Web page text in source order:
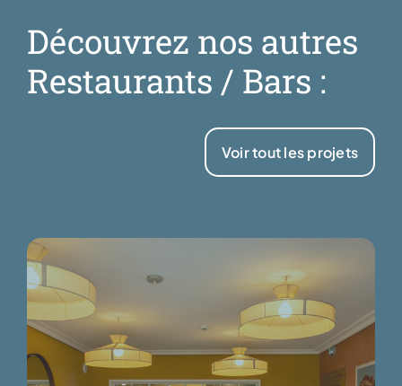
Découvrez nos autres
Restaurants / Bars :
Voir tout les projets